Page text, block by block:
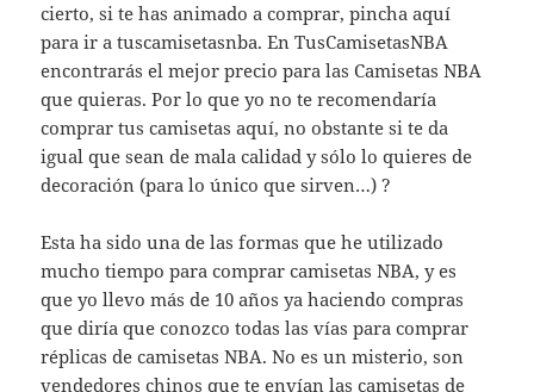
cierto, si te has animado a comprar, pincha aquí
para ir a tuscamisetasnba. En TusCamisetasNBA
encontrarás el mejor precio para las Camisetas NBA
que quieras. Por lo que yo no te recomendaría
comprar tus camisetas aquí, no obstante si te da
igual que sean de mala calidad y sólo lo quieres de
decoración (para lo único que sirven…) ?
Esta ha sido una de las formas que he utilizado
mucho tiempo para comprar camisetas NBA, y es
que yo llevo más de 10 años ya haciendo compras
que diría que conozco todas las vías para comprar
réplicas de camisetas NBA. No es un misterio, son
vendedores chinos que te envían las camisetas de